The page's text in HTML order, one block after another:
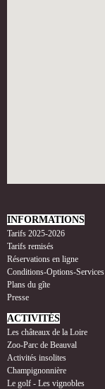
INFORMATIONS
Tarifs 2025-2026
Tarifs remisés
Réservations en ligne
Conditions-Options-Services
Plans du gîte
Presse
ACTIVITÉS
Les châteaux de la Loire
Zoo-Parc de Beauval
Activités insolites
Champignonnière
Le golf - Les vignobles